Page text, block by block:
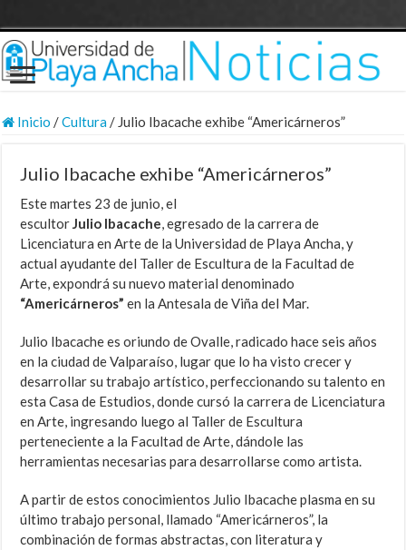
Inicio /Cultura/ Julio Ibacache exhibe “Americárneros”
Julio Ibacache exhibe “Americárneros”
Este martes 23 de junio, el
escultorJulio Ibacache, egresado de la carrera de
Licenciatura en Arte de la Universidad de Playa Ancha, y
actual ayudante del Taller de Escultura de la Facultad de
Arte, expondrá su nuevo material denominado
“Americárneros” en la Antesala de Viña del Mar.
Julio Ibacache es oriundo de Ovalle, radicado hace seis años
en la ciudad de Valparaíso, lugar que lo ha visto crecer y
desarrollar su trabajo artístico, perfeccionando su talento en
esta Casa de Estudios, donde cursó la carrera de Licenciatura
en Arte, ingresando luego al Taller de Escultura
perteneciente a la Facultad de Arte, dándole las
herramientas necesarias para desarrollarse como artista.
A partir de estos conocimientos Julio Ibacache plasma en su
último trabajo personal, llamado “Americárneros”, la
combinación de formas abstractas, con literatura y